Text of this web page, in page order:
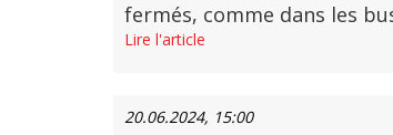
fermés, comme dans les
Lire l'article
20.06.2024, 15:00